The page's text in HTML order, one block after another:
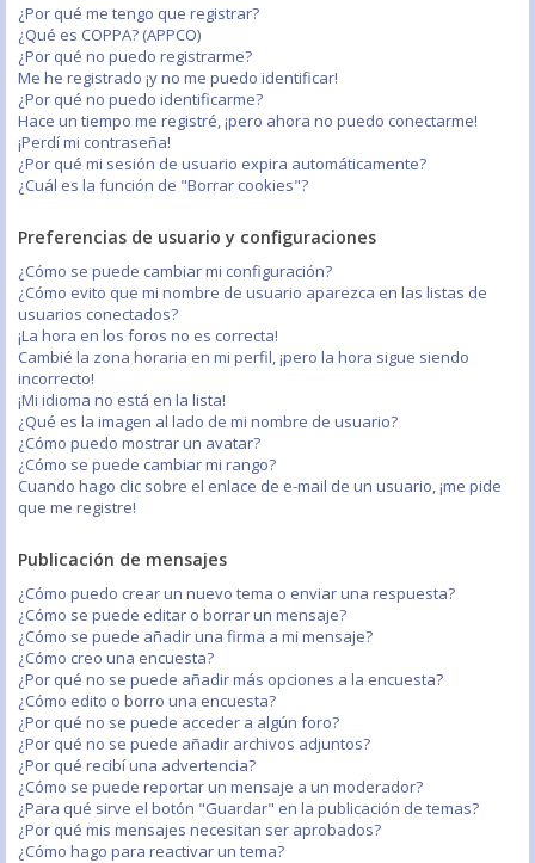
¿Por qué me tengo que registrar?
¿Qué es COPPA? (APPCO)
¿Por qué no puedo registrarme?
Me he registrado ¡y no me puedo identificar!
¿Por qué no puedo identificarme?
Hace un tiempo me registré, ¡pero ahora no puedo conectarme!
¡Perdí mi contraseña!
¿Por qué mi sesión de usuario expira automáticamente?
¿Cuál es la función de "Borrar cookies"?
Preferencias de usuario y configuraciones
¿Cómo se puede cambiar mi configuración?
¿Cómo evito que mi nombre de usuario aparezca en las listas de
usuarios conectados?
¡La hora en los foros no es correcta!
Cambié la zona horaria en mi perfil, ¡pero la hora sigue siendo
incorrecto!
¡Mi idioma no está en la lista!
¿Qué es la imagen al lado de mi nombre de usuario?
¿Cómo puedo mostrar un avatar?
¿Cómo se puede cambiar mi rango?
Cuando hago clic sobre el enlace de e-mail de un usuario, ¡me pide
que me registre!
Publicación de mensajes
¿Cómo puedo crear un nuevo tema o enviar una respuesta?
¿Cómo se puede editar o borrar un mensaje?
¿Cómo se puede añadir una firma a mi mensaje?
¿Cómo creo una encuesta?
¿Por qué no se puede añadir más opciones a la encuesta?
¿Cómo edito o borro una encuesta?
¿Por qué no se puede acceder a algún foro?
¿Por qué no se puede añadir archivos adjuntos?
¿Por qué recibí una advertencia?
¿Cómo se puede reportar un mensaje a un moderador?
¿Para qué sirve el botón "Guardar" en la publicación de temas?
¿Por qué mis mensajes necesitan ser aprobados?
¿Cómo hago para reactivar un tema?